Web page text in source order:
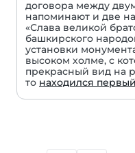
договора между
напоминают и две
«Слава великой
башкирского
установки
высоком холме, с
прекрасный вид на
то находился